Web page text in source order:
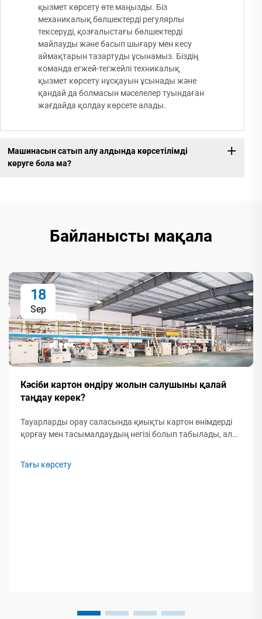
қызмет көрсету өте маңызды. Біз
механикалық бөлшектерді регулярлы
тексеруді, қозғалыстағы бөлшектерді
майлауды және басып шығару мен кесу
аймақтарын тазартуды ұсынамыз. Біздің
команда егжей-тегжейлі техникалық
қызмет көрсету нұсқауын ұсынады және
қандай да болмасын мәселелер туындаған
жағдайда қолдау көрсете алады.
Машинасын сатып алу алдында көрсетілімді
көруге бола ма?
Байланысты мақала
18
Sep
Кәсіби картон өндіру жолын салушыны қалай
таңдау керек?
Тауарларды орау саласында қиықты картон өнімдерді
қорғау мен тасымалдаудың негізі болып табылады, ал
анықтайды. Дегенмен...
Тағы көрсету